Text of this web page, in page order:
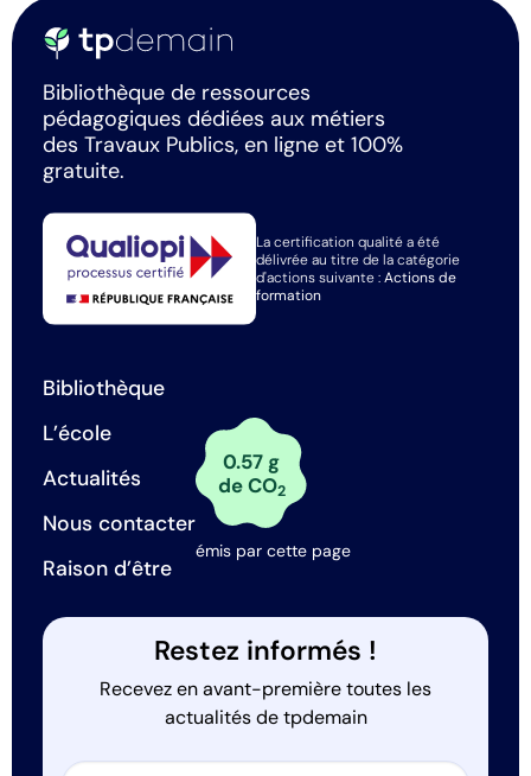
Bibliothèque de ressources
pédagogiques dédiées aux métiers
des Travaux Publics, en ligne et 100%
gratuite.
La certification qualité a été
délivrée au titre de la catégorie
d'actions suivante :Actions de
formation
Bibliothèque
L’école
Actualités
Nous contacter
Raison d’être
0.57 g
de CO2
émis par cette page
Restez informés !
Recevez en avant-première toutes les
actualités de tpdemain